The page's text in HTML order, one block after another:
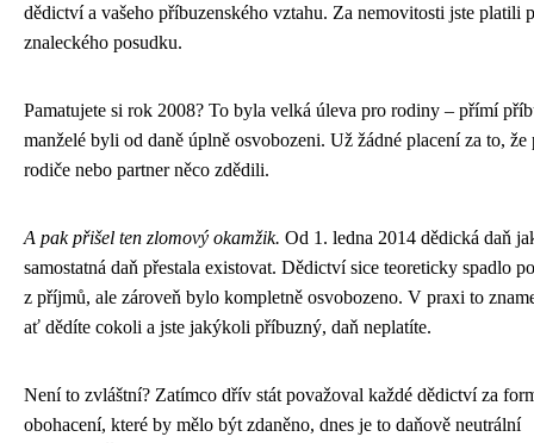
dědictví a vašeho příbuzenského vztahu. Za nemovitosti jste platili
znaleckého posudku.
Pamatujete si rok 2008? To byla velká úleva pro rodiny – přímí
manželé byli od daně úplně osvobozeni. Už žádné placení za to, že
rodiče nebo partner něco zdědili.
A pak přišel ten zlomový okamžik. Od 1. ledna 2014 dědická daň
samostatná daň přestala existovat. Dědictví sice teoreticky spadlo
z příjmů, ale zároveň bylo kompletně osvobozeno. V praxi to
ať dědíte cokoli a jste jakýkoli příbuzný, daň neplatíte.
Není to zvláštní? Zatímco dřív stát považoval každé dědictví za
obohacení, které by mělo být zdaněno, dnes je to daňově neutrální